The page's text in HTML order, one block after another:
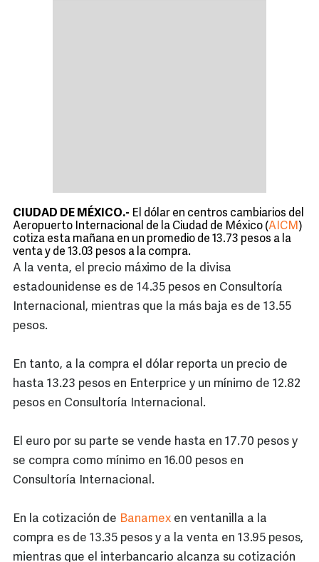
CIUDAD DE MÉXICO.- El dólar en centros cambiarios del
Aeropuerto Internacional de la Ciudad de México (AICM )
cotiza esta mañana en un promedio de 13.73 pesos a la
venta y de 13.03 pesos a la compra.
A la venta, el precio máximo de la divisa
estadounidense es de 14.35 pesos en Consultoría
Internacional, mientras que la más baja es de 13.55
pesos.
En tanto, a la compra el dólar reporta un precio de
hasta 13.23 pesos en Enterprice y un mínimo de 12.82
pesos en Consultoría Internacional.
El euro por su parte se vende hasta en 17.70 pesos y
se compra como mínimo en 16.00 pesos en
Consultoría Internacional.
En la cotización de Banamex en ventanilla a la
compra es de 13.35 pesos y a la venta en 13.95 pesos,
mientras que el interbancario alcanza su cotización